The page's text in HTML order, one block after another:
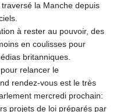
320.014324
4.299905
4.213648
5.244583
117.338542
94.338828
la Manche depuis
à rester au pouvoir, des
en coulisses pour
britanniques.
relancer le
rendez-vous est le très
mercredi prochain:
projets de loi préparés par